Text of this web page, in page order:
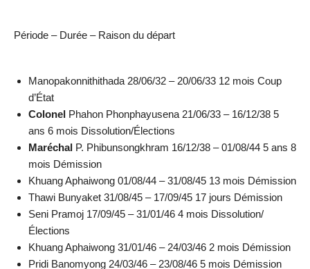
Période – Durée – Raison du départ
Manopakonnithithada 28/06/32 – 20/06/33 12 mois Coup
d’État
Colonel Phahon Phonphayusena 21/06/33 – 16/12/38 5
ans 6 mois Dissolution/Élections
Maréchal P. Phibunsongkhram 16/12/38 – 01/08/44 5 ans 8
mois Démission
Khuang Aphaiwong 01/08/44 – 31/08/45 13 mois Démission
Thawi Bunyaket 31/08/45 – 17/09/45 17 jours Démission
Seni Pramoj 17/09/45 – 31/01/46 4 mois Dissolution/
Élections
Khuang Aphaiwong 31/01/46 – 24/03/46 2 mois Démission
Pridi Banomyong 24/03/46 – 23/08/46 5 mois Démission